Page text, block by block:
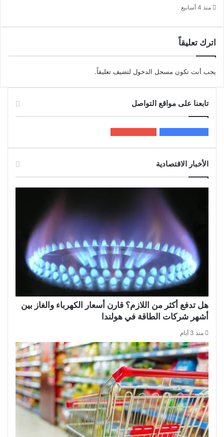
منذ 4 أسابيع
اترك تعليقاً
يجب أنت تكون مسجل الدخول لتضيف تعليقاً.
تابعنا على مواقع التواصل
الأخبار الاقتصادية
هل تدفع أكثر من اللازم؟ قارن أسعار الكهرباء والغاز بين
أشهر شركات الطاقة في هولندا
منذ 3 أيام